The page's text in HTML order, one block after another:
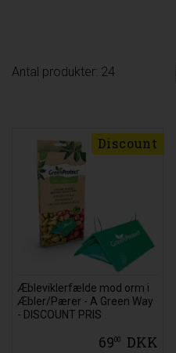
Antal produkter: 24
Discount
Æbleviklerfælde mod orm i
Æbler/Pærer - A Green Way
- DISCOUNT PRIS
6900 DKK